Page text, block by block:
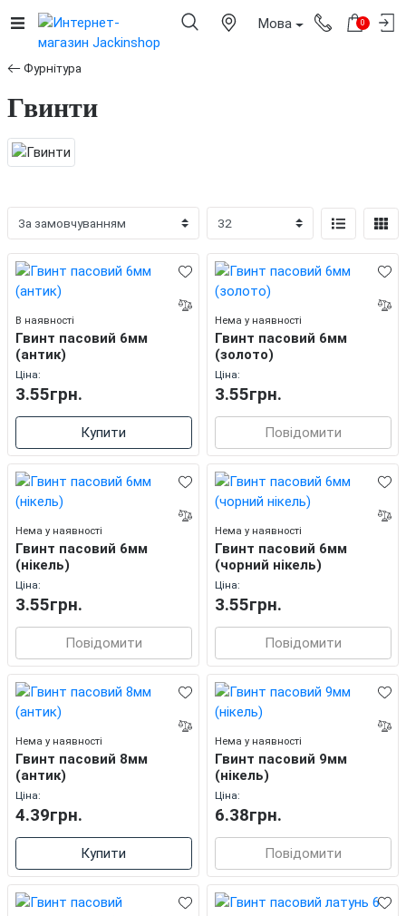
Мова 0
Фурнітура
Гвинти
В наявності
Гвинт пасовий 6мм
(антик)
Ціна:
3.55грн.
Купити
Нема у наявності
Гвинт пасовий 6мм
(золото)
Ціна:
3.55грн.
Повідомити
Нема у наявності
Гвинт пасовий 6мм
(нікель)
Ціна:
3.55грн.
Повідомити
Нема у наявності
Гвинт пасовий 6мм
(чорний нікель)
Ціна:
3.55грн.
Повідомити
Нема у наявності
Гвинт пасовий 8мм
(антик)
Ціна:
4.39грн.
Купити
Нема у наявності
Гвинт пасовий 9мм
(нікель)
Ціна:
6.38грн.
Повідомити